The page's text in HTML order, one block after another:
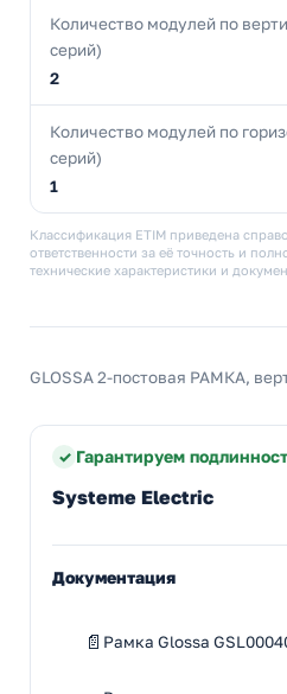
Количество модулей по
серий)
2
Количество модулей по
серий)
1
Классификация ETIM приведена
ответственности за её точность и
технические характеристики и
GLOSSA 2-постовая РАМКА,
Гарантируем
Systeme Electric
Документация
Рамка Glossa